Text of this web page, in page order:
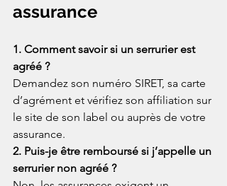
assurance
1. Comment savoir si un serrurier est
agréé ?
Demandez son numéro SIRET, sa carte
d’agrément et vérifiez son affiliation sur
le site de son label ou auprès de votre
assurance.
2. Puis-je être remboursé si j’appelle un
serrurier non agréé ?